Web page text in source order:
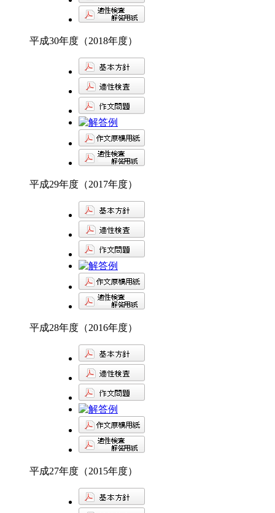
平成30年度（2018年度）
平成29年度（2017年度）
平成28年度（2016年度）
平成27年度（2015年度）